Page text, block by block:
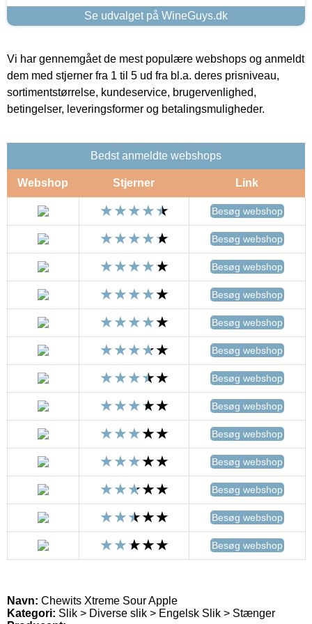
Se udvalget på WineGuys.dk
Vi har gennemgået de mest populære webshops og anmeldt
dem med stjerner fra 1 til 5 ud fra bl.a. deres prisniveau,
sortimentstørrelse, kundeservice, brugervenlighed,
betingelser, leveringsformer og betalingsmuligheder.
Bedst anmeldte webshops
Webshop Stjerner Link
Besøg webshop
Besøg webshop
Besøg webshop
Besøg webshop
Besøg webshop
Besøg webshop
Besøg webshop
Besøg webshop
Besøg webshop
Besøg webshop
Besøg webshop
Besøg webshop
Besøg webshop
Navn: Chewits Xtreme Sour Apple
Kategori: Slik > Diverse slik > Engelsk Slik > Stænger